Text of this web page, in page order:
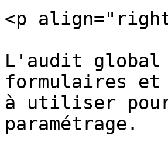
<p
L'audit global
formulaires et
à utiliser pour
paramétrage.